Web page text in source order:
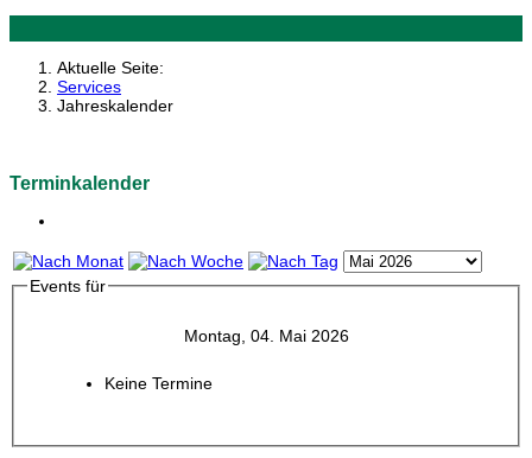
Aktuelle Seite:
Services
Jahreskalender
Terminkalender
Events für
Montag, 04. Mai 2026
Keine Termine